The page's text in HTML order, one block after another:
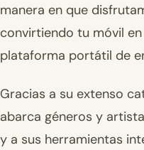
manera en que
convirtiendo tu móvil
plataforma portátil de
Gracias a su extenso
abarca géneros y
y a sus herramientas